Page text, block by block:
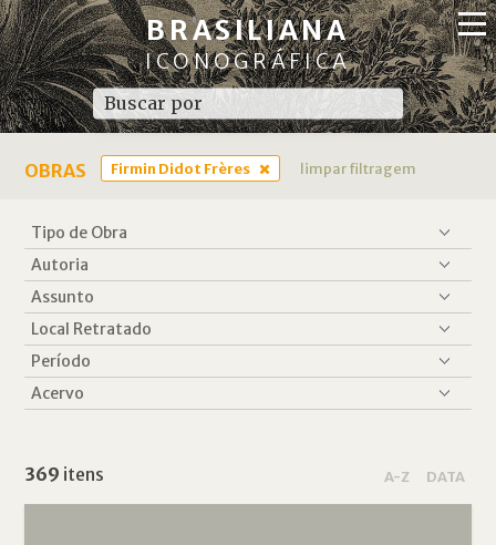
BRASILIANA
ICONOGRÁFICA
OBRAS Firmin Didot Frères limpar filtragem
369 itens A-Z DATA